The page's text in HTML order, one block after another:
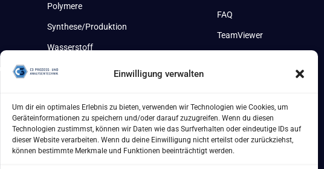
Einwilligung verwalten
Um dir ein optimales Erlebnis zu bieten, verwenden wir Technologien wie Cookies, um
Geräteinformationen zu speichern und/oder darauf zuzugreifen. Wenn du diesen
Technologien zustimmst, können wir Daten wie das Surfverhalten oder eindeutige IDs auf
dieser Website verarbeiten. Wenn du deine Einwilligung nicht erteilst oder zurückziehst,
können bestimmte Merkmale und Funktionen beeinträchtigt werden.
Polymere
Synthese/Produktion
Wasserstoff
FAQ
TeamViewer